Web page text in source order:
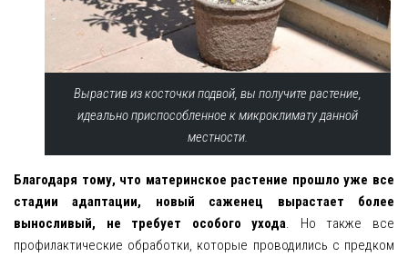
Вырастив из косточки подвой, вы получите растение,
идеально приспособленное к микроклимату данной
местности.
Благодаря тому, что материнское растение прошло уже все
стадии адаптации, новый саженец вырастает более
выносливый, не требует особого ухода. Но также все
профилактические обработки, которые проводились с предком